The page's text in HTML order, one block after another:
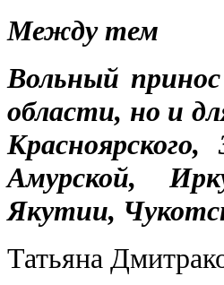
Между тем
Вольный
области, но и
Красноярского,
Амурской,
Якутии,
Татьяна